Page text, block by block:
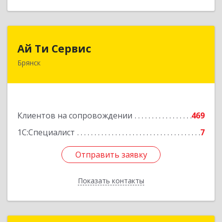
Ай Ти Сервис
Брянск
Клиентов на сопровождении
469
1С:Специалист
7
Отправить заявку
Показать контакты
Отправить заявку
Назад